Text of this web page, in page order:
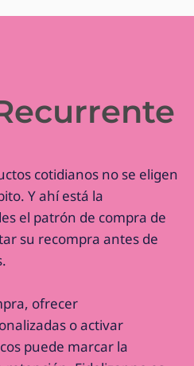
cotidianos no se eligen
Y ahí está la
el patrón de compra de
su recompra antes de
ofrecer
o activar
puede marcar la